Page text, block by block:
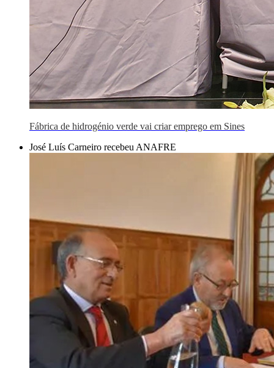
Fábrica de hidrogénio verde vai criar emprego em Sines
José Luís Carneiro recebeu ANAFRE